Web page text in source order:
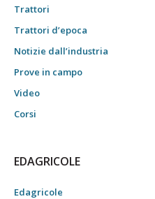
Trattori
Trattori d’epoca
Notizie dall’industria
Prove in campo
Video
Corsi
EDAGRICOLE
Edagricole